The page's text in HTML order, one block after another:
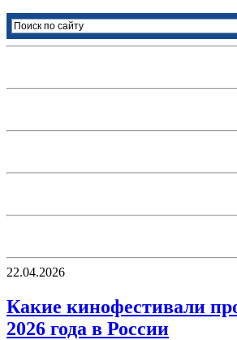
22.04.2026
Какие кинофестивали
2026 года в России